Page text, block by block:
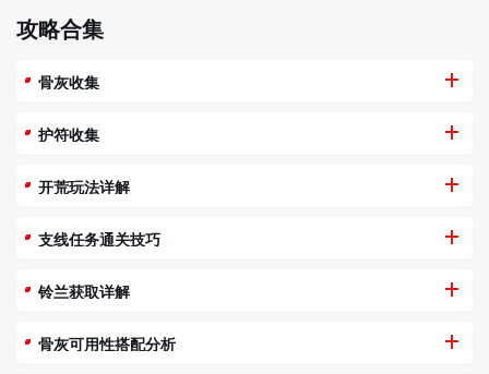
攻略合集
骨灰收集
护符收集
开荒玩法详解
支线任务通关技巧
铃兰获取详解
骨灰可用性搭配分析